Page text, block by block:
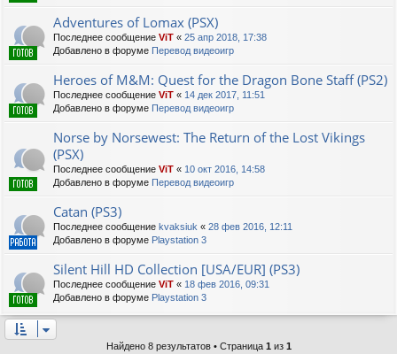
Adventures of Lomax (PSX)
Последнее сообщение ViT « 25 апр 2018, 17:38
Добавлено в форуме Перевод видеоигр
Heroes of M&M: Quest for the Dragon Bone Staff (PS2)
Последнее сообщение ViT « 14 дек 2017, 11:51
Добавлено в форуме Перевод видеоигр
Norse by Norsewest: The Return of the Lost Vikings
(PSX)
Последнее сообщение ViT « 10 окт 2016, 14:58
Добавлено в форуме Перевод видеоигр
Catan (PS3)
Последнее сообщение kvaksiuk « 28 фев 2016, 12:11
Добавлено в форуме Playstation 3
Silent Hill HD Collection [USA/EUR] (PS3)
Последнее сообщение ViT « 18 фев 2016, 09:31
Добавлено в форуме Playstation 3
Найдено 8 результатов • Страница 1 из 1